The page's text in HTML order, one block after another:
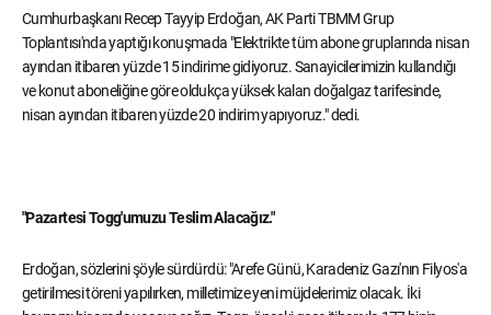
Cumhurbaşkanı Recep Tayyip Erdoğan, AK Parti TBMM Grup
Toplantısı'nda yaptığı konuşmada "Elektrikte tüm abone gruplarında nisan
ayından itibaren yüzde 15 indirime gidiyoruz. Sanayicilerimizin kullandığı
ve konut aboneliğine göre oldukça yüksek kalan doğalgaz tarifesinde,
nisan ayından itibaren yüzde 20 indirim yapıyoruz." dedi.
"Pazartesi Togg'umuzu Teslim Alacağız."
Erdoğan, sözlerini şöyle sürdürdü: "Arefe Günü, Karadeniz Gazı'nın Filyos'a
getirilmesi töreni yapılırken, milletimize yeni müjdelerimiz olacak. İki